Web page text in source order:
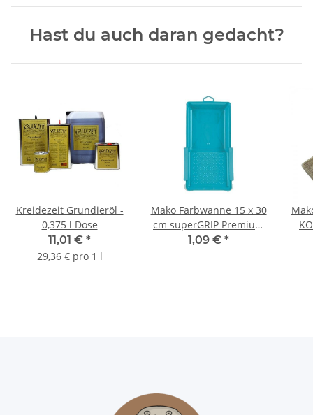
Hast du auch daran gedacht?
Kreidezeit Grundieröl -
0,375 l Dose
11,01 € *
29,36 € pro 1 l
Mako Farbwanne 15 x 30
cm superGRIP Premium
Kunststoff - 1 Stück
1,09 € *